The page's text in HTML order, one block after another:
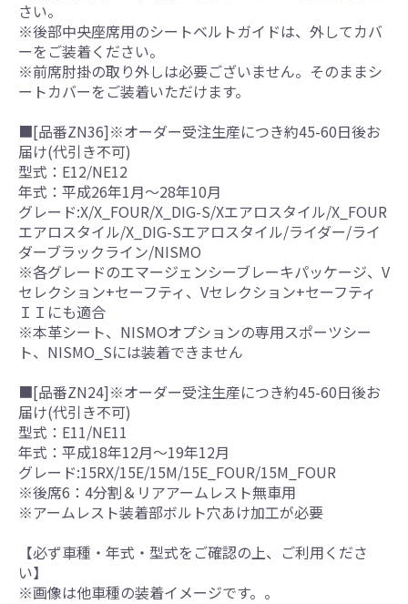
さい。
※後部中央座席用のシートベルトガイドは、外してカバ
ーをご装着ください。
※前席肘掛の取り外しは必要ございません。そのままシ
ートカバーをご装着いただけます。
■[品番ZN36]※オーダー受注生産につき約45-60日後お
届け(代引き不可)
型式：E12/NE12
年式：平成26年1月～28年10月
グレード:X/X_FOUR/X_DIG-S/Xエアロスタイル/X_FOUR
エアロスタイル/X_DIG-Sエアロスタイル/ライダー/ライ
ダーブラックライン/NISMO
※各グレードのエマージェンシーブレーキパッケージ、V
セレクション+セーフティ、Vセレクション+セーフティ
ＩＩにも適合
※本革シート、NISMOオプションの専用スポーツシー
ト、NISMO_Sには装着できません
■[品番ZN24]※オーダー受注生産につき約45-60日後お
届け(代引き不可)
型式：E11/NE11
年式：平成18年12月～19年12月
グレード:15RX/15E/15M/15E_FOUR/15M_FOUR
※後席6：4分割＆リアアームレスト無車用
※アームレスト装着部ボルト穴あけ加工が必要
【必ず車種・年式・型式をご確認の上、ご利用くださ
い】
※画像は他車種の装着イメージです。。